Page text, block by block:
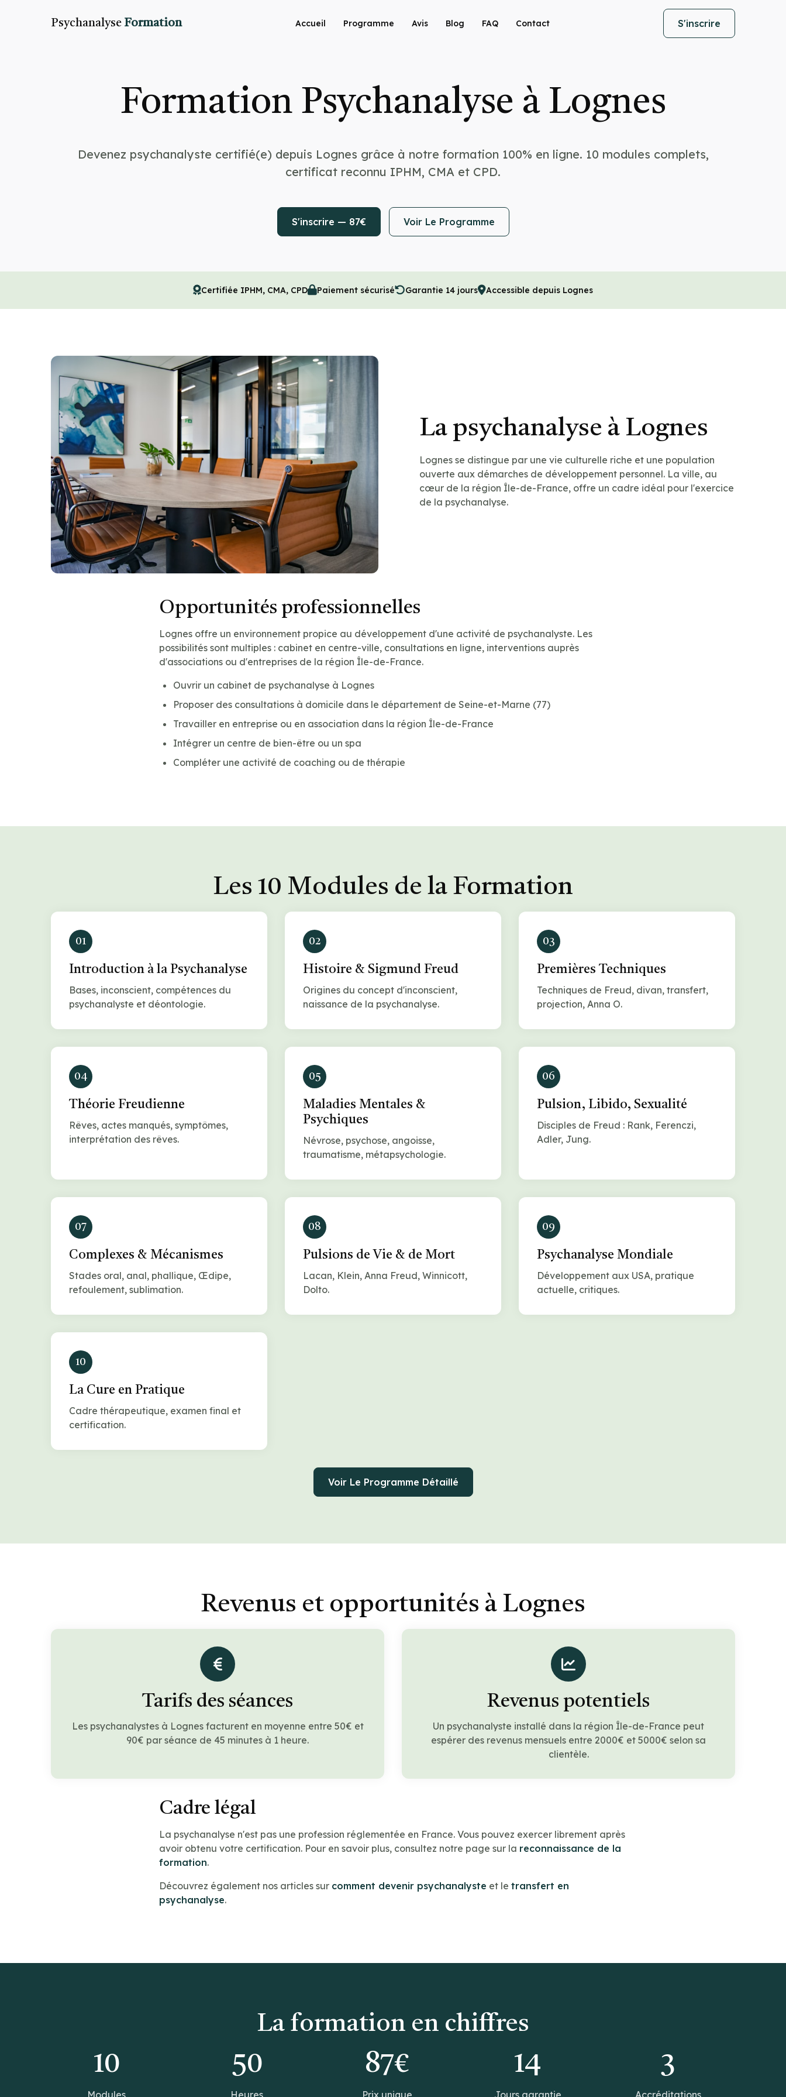
Psychanalyse Formation Accueil Programme Avis Blog FAQ Contact S'inscrire
Formation Psychanalyse à Lognes
Devenez psychanalyste certifié(e) depuis Lognes grâce à notre formation 100% en ligne. 10 modules complets,
certificat reconnu IPHM, CMA et CPD.
S'inscrire — 87€ Voir Le Programme
Certifiée IPHM, CMA, CPD Paiement sécurisé Garantie 14 jours Accessible depuis Lognes
La psychanalyse à Lognes
Lognes se distingue par une vie culturelle riche et une population
ouverte aux démarches de développement personnel. La ville, au
cœur de la région Île-de-France, offre un cadre idéal pour l'exercice
de la psychanalyse.
Opportunités professionnelles
Lognes offre un environnement propice au développement d'une activité de psychanalyste. Les
possibilités sont multiples : cabinet en centre-ville, consultations en ligne, interventions auprès
d'associations ou d'entreprises de la région Île-de-France.
Ouvrir un cabinet de psychanalyse à Lognes
Proposer des consultations à domicile dans le département de Seine-et-Marne (77)
Travailler en entreprise ou en association dans la région Île-de-France
Intégrer un centre de bien-être ou un spa
Compléter une activité de coaching ou de thérapie
Les 10 Modules de la Formation
01
Introduction à la Psychanalyse
Bases, inconscient, compétences du
psychanalyste et déontologie.
02
Histoire & Sigmund Freud
Origines du concept d'inconscient,
naissance de la psychanalyse.
03
Premières Techniques
Techniques de Freud, divan, transfert,
projection, Anna O.
04
Théorie Freudienne
Rêves, actes manqués, symptômes,
interprétation des rêves.
05
Maladies Mentales &
Psychiques
Névrose, psychose, angoisse,
traumatisme, métapsychologie.
06
Pulsion, Libido, Sexualité
Disciples de Freud : Rank, Ferenczi,
Adler, Jung.
07
Complexes & Mécanismes
Stades oral, anal, phallique, Œdipe,
refoulement, sublimation.
08
Pulsions de Vie & de Mort
Lacan, Klein, Anna Freud, Winnicott,
Dolto.
09
Psychanalyse Mondiale
Développement aux USA, pratique
actuelle, critiques.
10
La Cure en Pratique
Cadre thérapeutique, examen final et
certification.
Voir Le Programme Détaillé
Revenus et opportunités à Lognes
Tarifs des séances
Les psychanalystes à Lognes facturent en moyenne entre 50€ et
90€ par séance de 45 minutes à 1 heure.
Revenus potentiels
Un psychanalyste installé dans la région Île-de-France peut
espérer des revenus mensuels entre 2000€ et 5000€ selon sa
clientèle.
Cadre légal
La psychanalyse n'est pas une profession réglementée en France. Vous pouvez exercer librement après
avoir obtenu votre certification. Pour en savoir plus, consultez notre page sur la reconnaissance de la
formation.
Découvrez également nos articles sur comment devenir psychanalyste et le transfert en
psychanalyse.
La formation en chiffres
10 50 87€ 14 3